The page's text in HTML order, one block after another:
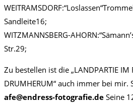
Sandleite16;
WITZMANNSBERG-
Str.29;
Zu bestellen ist die „LANDPARTIE IM
DRUMHERUM“ auch immer bei mir.
afe@endress-fotografie.de Seine